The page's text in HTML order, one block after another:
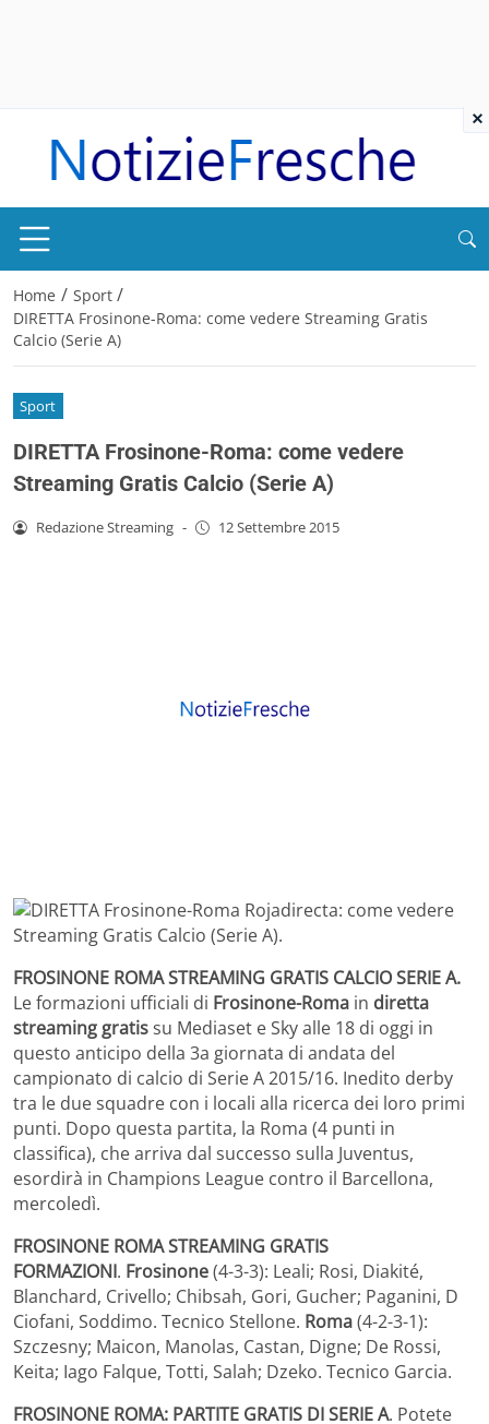
Home / Sport /
DIRETTA Frosinone-Roma: come vedere Streaming Gratis
Calcio (Serie A)
Sport
DIRETTA Frosinone-Roma: come vedere
Streaming Gratis Calcio (Serie A)
Redazione Streaming - 12 Settembre 2015
FROSINONE ROMA STREAMING GRATIS CALCIO SERIE A.
Le formazioni ufficiali di Frosinone-Roma in diretta
streaming gratissu Mediaset e Sky alle 18 di oggi in
questo anticipo della 3a giornata di andata del
campionato di calcio di Serie A 2015/16. Inedito derby
tra le due squadre con i locali alla ricerca dei loro primi
punti. Dopo questa partita, la Roma (4 punti in
classifica), che arriva dal successo sulla Juventus,
esordirà in Champions League contro il Barcellona,
mercoledì.
FROSINONE ROMA STREAMING GRATIS
FORMAZIONI. Frosinone(4-3-3): Leali; Rosi, Diakité,
Blanchard, Crivello; Chibsah, Gori, Gucher; Paganini, D
Ciofani, Soddimo. Tecnico Stellone. Roma(4-2-3-1):
Szczesny; Maicon, Manolas, Castan, Digne; De Rossi,
Keita; Iago Falque, Totti, Salah; Dzeko. Tecnico Garcia.
FROSINONE ROMA: PARTITE GRATIS DI SERIE A. Potete
×